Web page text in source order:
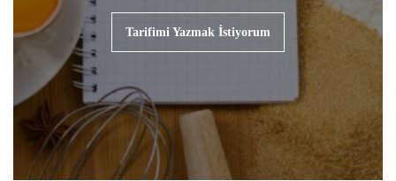
Tarifimi Yazmak İstiyorum